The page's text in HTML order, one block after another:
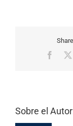
Sobre el